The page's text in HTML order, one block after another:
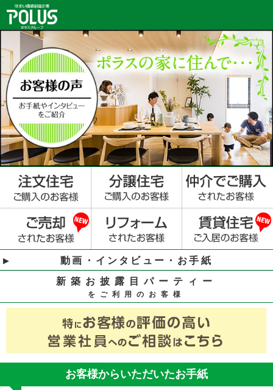
動画・インタビュー・お手紙
新築お披露目パーティー
をご利用のお客様
お客様からいただいたお手紙